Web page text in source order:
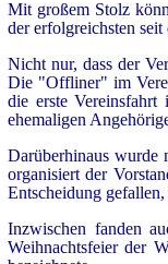
Mit großem Stolz
der erfolgreichsten
Nicht nur, dass der
Die "Offliner" im
die erste
ehemaligen
Darüberhinaus wurde
organisiert der
Entscheidung
Inzwischen fanden
Weihnachtsfeier der